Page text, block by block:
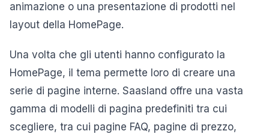
animazione o una presentazione di prodotti nel
layout della HomePage.
Una volta che gli utenti hanno configurato la
HomePage, il tema permette loro di creare una
serie di pagine interne. Saasland offre una vasta
gamma di modelli di pagina predefiniti tra cui
scegliere, tra cui pagine FAQ, pagine di prezzo,